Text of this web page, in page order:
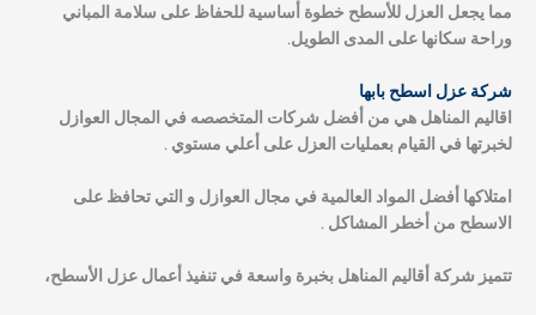
مما يجعل العزل للأسطح خطوة أساسية للحفاظ على سلامة المباني
وراحة سكانها على المدى الطويل.
شركة عزل اسطح بابها
اقاليم المناهل هي من أفضل شركات المتخصصه في المجال العوازل
لخبرتها في القيام بعمليات العزل على أعلي مستوي .
امتلاكها أفضل المواد العالمية في مجال العوازل و التي تحافظ على
الاسطح من أخطر المشاكل .
تتميز شركة أقاليم المناهل بخبرة واسعة في تنفيذ أعمال عزل الأسطح،